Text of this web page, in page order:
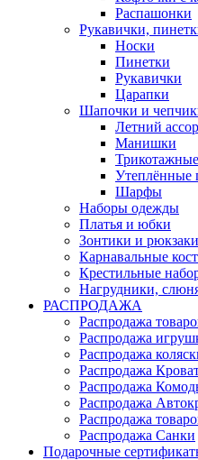
Распашонки
Рукавички,
Носки
Пинетки
Рукавички
Царапки
Шапочки и
Летний
Манишки
Утеплённые
Шарфы
Наборы одежды
Платья и юбки
Зонтики и рюкзаки
Карнавальные
Крестильные
Нагрудники,
РАСПРОДАЖА
Распродажа
Распродажа
Распродажа
Распродажа
Распродажа
Распродажа
Распродажа
Распродажа Санки
Подарочные